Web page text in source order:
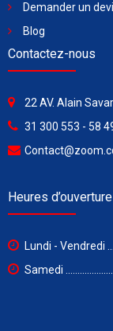
Demander un
Blog
Contactez-nous
22 AV. Alain
31 300 553 - 58
Heures
Lundi - Vendredi
Samedi